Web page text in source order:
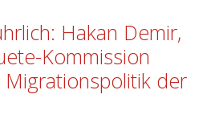
Hakan Demir,
Kommission
der